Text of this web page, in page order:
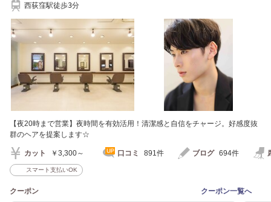
西荻窪駅徒歩3分
【夜20時まで営業】夜時間を有効活用！清潔感と自信をチャージ。好感度抜
群のヘアを提案します☆
カット ￥3,300～ 口コミ 891件 ブログ 694件
スマート支払いOK
クーポン クーポン一覧へ